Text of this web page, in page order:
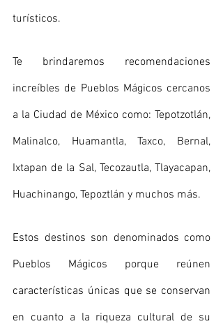
turísticos.
Te brindaremos recomendaciones
increíbles de Pueblos Mágicos cercanos
a la Ciudad de México como: Tepotzotlán,
Malinalco, Huamantla, Taxco, Bernal,
Ixtapan de la Sal, Tecozautla, Tlayacapan,
Huachinango, Tepoztlán y muchos más.
Estos destinos son denominados como
Pueblos Mágicos porque reúnen
características únicas que se conservan
en cuanto a la riqueza cultural de su